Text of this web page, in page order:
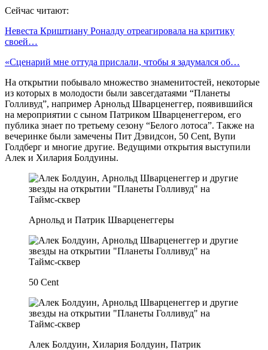
Сейчас читают:
Невеста Криштиану Роналду отреагировала на критику
своей…
«Сценарий мне оттуда прислали, чтобы я задумался об…
На открытии побывало множество знаменитостей, некоторые
из которых в молодости были завсегдатаями “Планеты
Голливуд”, например Арнольд Шварценеггер, появившийся
на мероприятии с сыном Патриком Шварценеггером, его
публика знает по третьему сезону “Белого лотоса”. Также на
вечеринке были замечены Пит Дэвидсон, 50 Cent, Вупи
Голдберг и многие другие. Ведущими открытия выступили
Алек и Хилария Болдуины.
Арнольд и Патрик Шварценеггеры
50 Cent
Алек Болдуин, Хилария Болдуин, Патрик